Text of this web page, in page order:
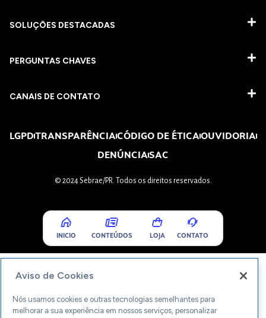
SOLUÇÕES DESTACADAS
PERGUNTAS CHAVES​
CANAIS DE CONTATO
LGPDTRANSPARÊNCIACÓDIGO DE ÉTICAOUVIDORIA
DENÚNCIASAC
© 2024 Sebrae/PR. Todos os direitos reservados.
INICIO CONTEÚDOS LOJA CONTATO
Aviso de Cookies
Nós usamos cookies e outras tecnologias semelhantes para
melhorar a sua experiência em nossos serviços, personalizar